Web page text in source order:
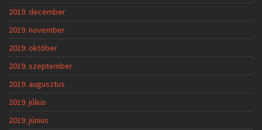
2019. december
2019. november
2019. október
2019. szeptember
2019. augusztus
2019. július
2019. június